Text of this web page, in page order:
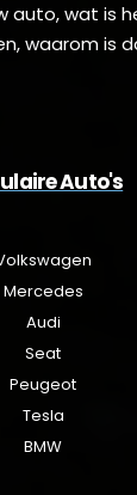
auto, wat is
waarom is
Auto's
Mercedes
Audi
Seat
Peugeot
Tesla
BMW